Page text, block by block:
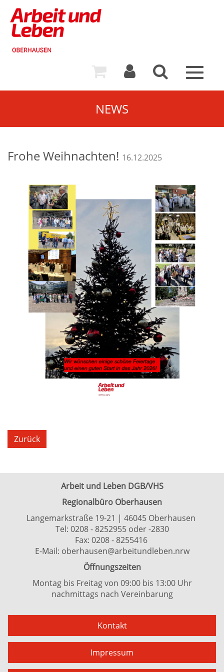
Toggle
NEWS
Frohe Weihnachten! 16.12.2025
Zurück
Arbeit und Leben DGB/VHS
Regionalbüro Oberhausen
Langemarkstraße 19-21 | 46045 Oberhausen
Tel: 0208 - 8252955oder-2830
Fax: 0208 - 8255416
E-Mail: oberhausen@arbeitundleben.nrw
Öffnungszeiten
Montag bis Freitag von 09:00 bis 13:00 Uhr
nachmittags nach Vereinbarung
Kontakt
Impressum